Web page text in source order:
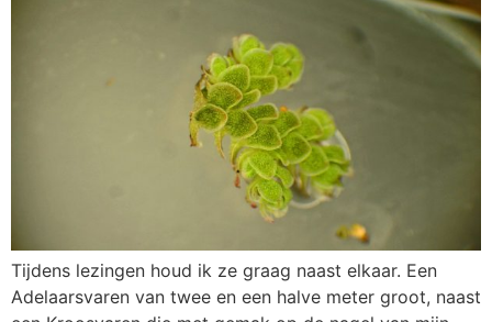
Tijdens lezingen houd ik ze graag naast elkaar. Een
Adelaarsvaren van twee en een halve meter groot, naast